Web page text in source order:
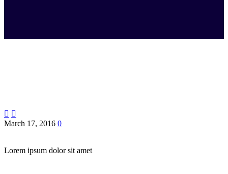
 
March 17, 2016 0
Lorem ipsum dolor sit amet